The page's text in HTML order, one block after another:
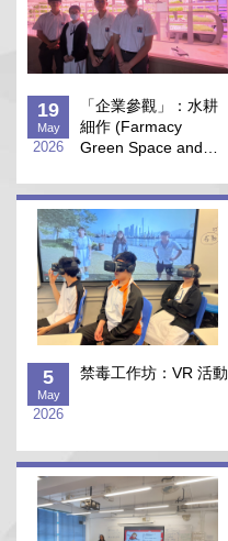
19
May
2026
「企業參觀」：水耕
細作 (Farmacy
Green Space and
5
May
2026
禁毒工作坊：VR 活動